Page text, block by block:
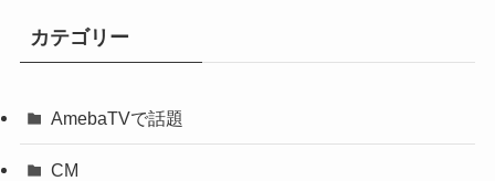
カテゴリー
AmebaTVで話題
CM